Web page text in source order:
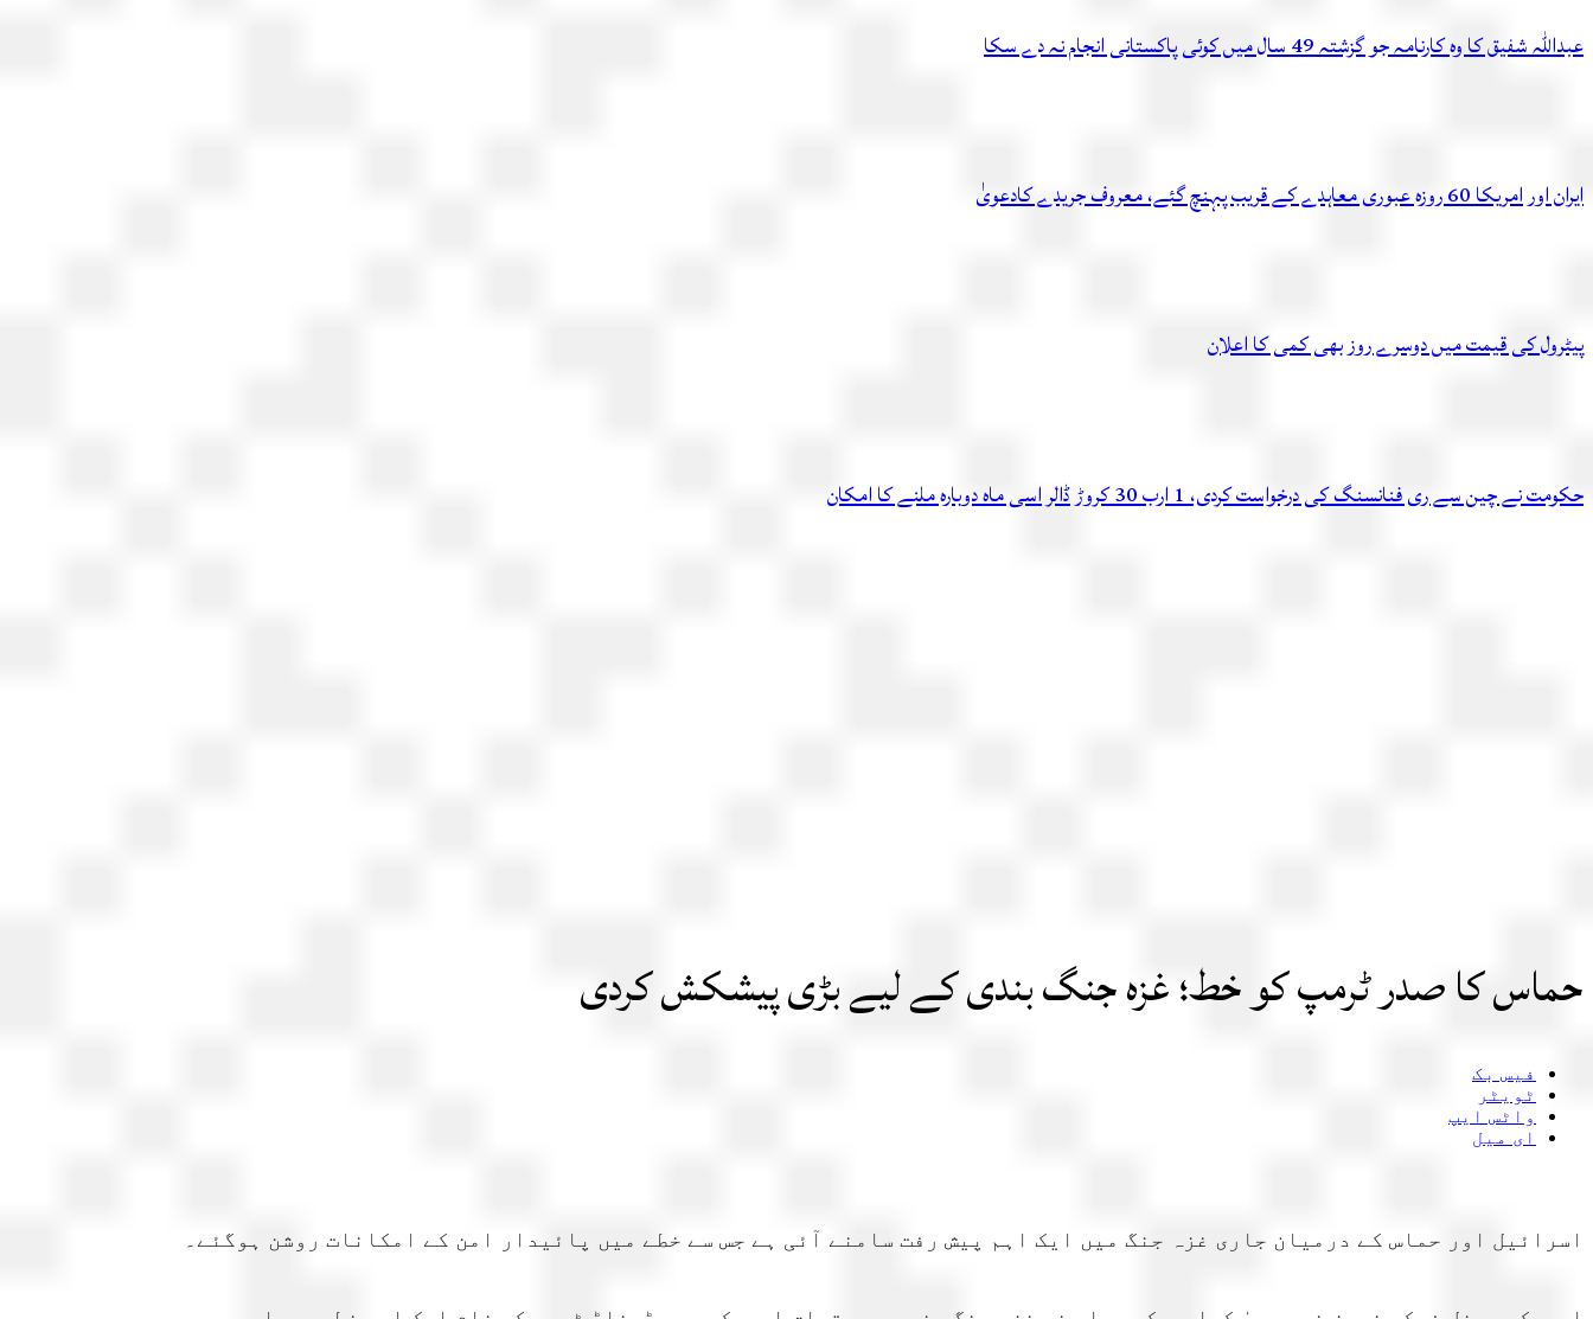
عبداللہ شفیق کا وہ کارنامہ جو گزشتہ 49 سال میں کوئی پاکستانی انجام نہ دے سکا
ایران اور امریکا 60 روزہ عبوری معاہدے کے قریب پہنچ گئے، معروف جریدے کادعویٰ
پیٹرول کی قیمت میں دوسرے روز بھی کمی کا اعلان
حکومت نے چین سے ری فنانسنگ کی درخواست کردی، 1 ارب 30 کروڑ ڈالر اسی ماہ دوبارہ ملنے کا امکان
حماس کا صدر ٹرمپ کو خط؛ غزہ جنگ بندی کے لیے بڑی پیشکش کردی
فیس بک
ٹویٹر
واٹس ایپ
ای میل
اسرائیل اور حماس کے درمیان جاری غزہ جنگ میں ایک اہم پیش رفت سامنے آئی ہے جس سے خطے میں پائیدار امن کے امکانات روشن ہوگئے۔